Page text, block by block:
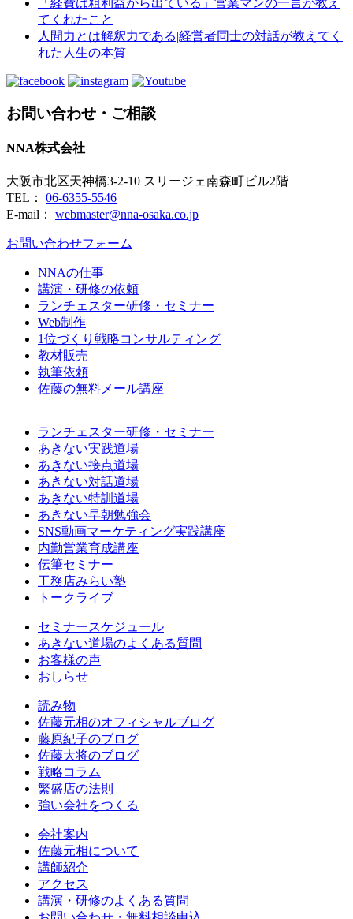
てくれたこと
人間力とは解釈力である|経営者同士の対話が教えてく
れた人生の本質
お問い合わせ・ご相談
NNA株式会社
大阪市北区天神橋3-2-10 スリージェ南森町ビル2階
TEL： 06-6355-5546
E-mail： webmaster@nna-osaka.co.jp
お問い合わせフォーム
NNAの仕事
講演・研修の依頼
ランチェスター研修・セミナー
Web制作
1位づくり戦略コンサルティング
教材販売
執筆依頼
佐藤の無料メール講座
ランチェスター研修・セミナー
あきない実践道場
あきない接点道場
あきない対話道場
あきない特訓道場
あきない早朝勉強会
SNS動画マーケティング実践講座
内勤営業育成講座
伝筆セミナー
工務店みらい塾
トークライブ
セミナースケジュール
あきない道場のよくある質問
お客様の声
おしらせ
読み物
佐藤元相のオフィシャルブログ
藤原紀子のブログ
佐藤大将のブログ
戦略コラム
繁盛店の法則
強い会社をつくる
会社案内
佐藤元相について
講師紹介
アクセス
講演・研修のよくある質問